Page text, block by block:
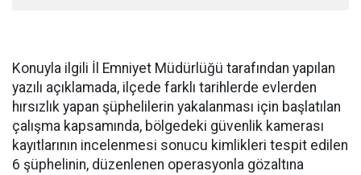
Konuyla ilgili İl Emniyet Müdürlüğü tarafından yapılan
yazılı açıklamada, ilçede farklı tarihlerde evlerden
hırsızlık yapan şüphelilerin yakalanması için başlatılan
çalışma kapsamında, bölgedeki güvenlik kamerası
kayıtlarının incelenmesi sonucu kimlikleri tespit edilen
6 şüphelinin, düzenlenen operasyonla gözaltına